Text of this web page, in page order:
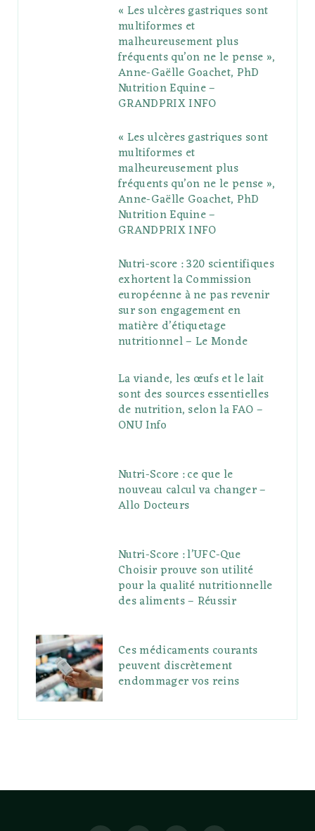
e
P
l
s
g
r
a
m
r
e
s
r
« Les ulcères gastriques sont
multiformes et
malheureusement plus
fréquents qu’on ne le pense »,
Anne-Gaëlle Goachet, PhD
Nutrition Equine –
GRANDPRIX INFO
« Les ulcères gastriques sont
multiformes et
malheureusement plus
fréquents qu’on ne le pense »,
Anne-Gaëlle Goachet, PhD
Nutrition Equine –
GRANDPRIX INFO
Nutri-score : 320 scientifiques
exhortent la Commission
européenne à ne pas revenir
sur son engagement en
matière d’étiquetage
nutritionnel – Le Monde
La viande, les œufs et le lait
sont des sources essentielles
de nutrition, selon la FAO –
ONU Info
Nutri-Score : ce que le
nouveau calcul va changer –
Allo Docteurs
Nutri-Score : l’UFC-Que
Choisir prouve son utilité
pour la qualité nutritionnelle
des aliments – Réussir
Ces médicaments courants
peuvent discrètement
endommager vos reins